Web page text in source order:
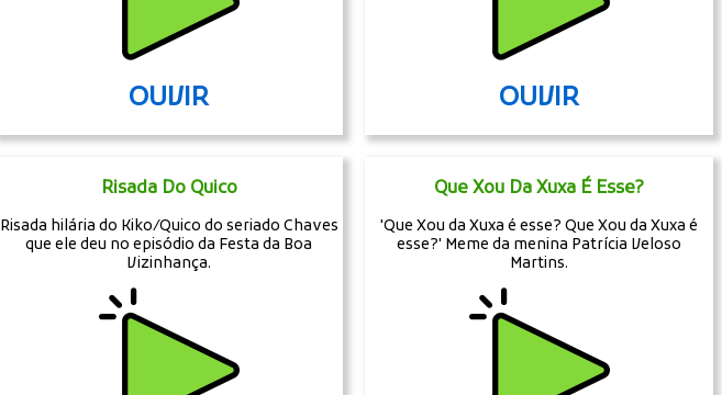
OUVIR
Risada Do Quico
Risada hilária do Kiko/Quico do seriado Chaves
que ele deu no episódio da Festa da Boa
Vizinhança.
OUVIR
Que Xou Da Xuxa É Esse?
'Que Xou da Xuxa é esse? Que Xou da Xuxa é
esse?' Meme da menina Patrícia Veloso
Martins.